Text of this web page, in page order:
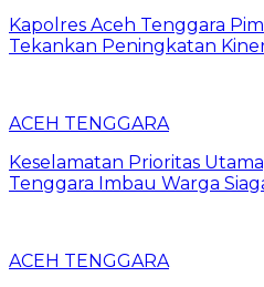
Kapolres Aceh Tenggara
Tekankan Peningkatan
ACEH TENGGARA
Keselamatan Prioritas
Tenggara Imbau Warga
ACEH TENGGARA